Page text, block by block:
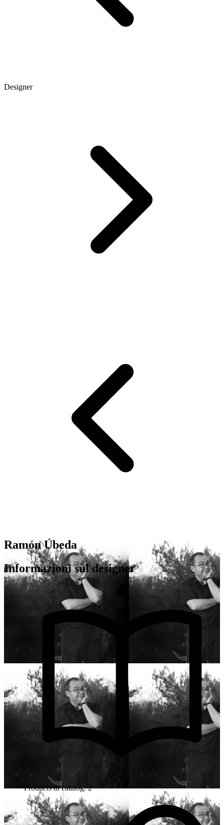
Designer
Ramón Úbeda
Informazioni sul designer
Products in catalog: 2